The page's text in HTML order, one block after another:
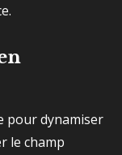
pour dynamiser
le champ